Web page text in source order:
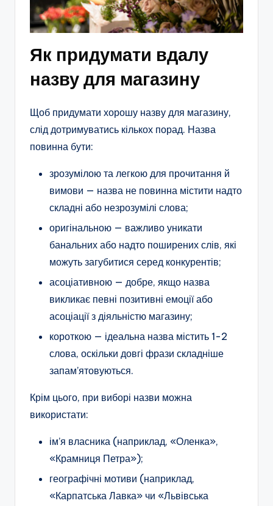
Як придумати вдалу
назву для магазину
Щоб придумати хорошу назву для магазину,
слід дотримуватись кількох порад. Назва
повинна бути:
зрозумілою та легкою для прочитання й
вимови — назва не повинна містити надто
складні або незрозумілі слова;
оригінальною — важливо уникати
банальних або надто поширених слів, які
можуть загубитися серед конкурентів;
асоціативною — добре, якщо назва
викликає певні позитивні емоції або
асоціації з діяльністю магазину;
короткою — ідеальна назва містить 1-2
слова, оскільки довгі фрази складніше
запам’ятовуються.
Крім цього, при виборі назви можна
використати:
ім’я власника (наприклад, «Оленка»,
«Крамниця Петра»);
географічні мотиви (наприклад,
«Карпатська Лавка» чи «Львівська